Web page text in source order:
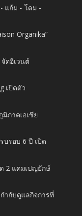
แก้ม - โดม -
Organika”
ดอีเวนต์
เปิดตัว
ภาคเอเชีย
บรอบ 6 ปี เปิด
2 แคมเปญยักษ์
ำกับดูแลกิจการที่